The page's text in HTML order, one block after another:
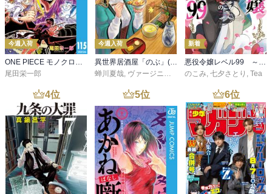
今週入荷
尾田栄一郎
今週入荷
蝉川夏哉 ヴァージニア二等兵 ,転
新着
のこみ 七夕さとり Tea
4位 5位 6位